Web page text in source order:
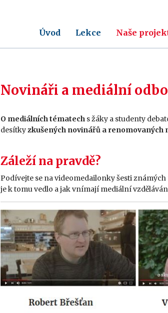
Úvod Lekce Naše
Novináři a mediální
O mediálních tématech s žáky a studenty
desítkyzkušených novinářů a renomovaných
Záleží na pravdě?
Podívejte se na videomedailonky šesti
je k tomu vedlo a jak vnímají mediální